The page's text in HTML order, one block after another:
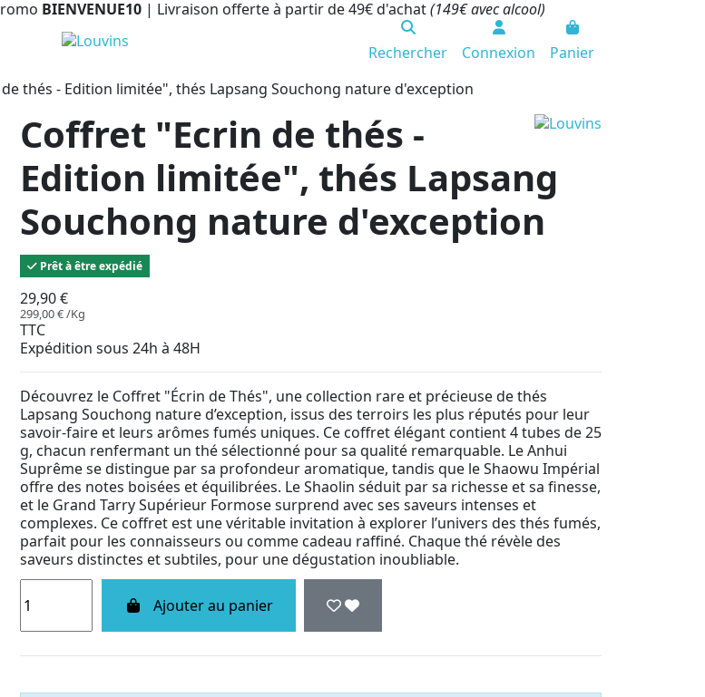
BIENVENUE10 | Livraison offerte à partir de 49€ d'achat(149€ avec alcool)
Rechercher Connexion
Panier
thés - Edition limitée", thés Lapsang Souchong nature d'exception
Coffret "Ecrin de thés -
Edition limitée", thés Lapsang
Souchong nature d'exception
Prêt à être expédié
29,90 €
299,00 € /Kg
TTC
Expédition sous 24h à 48H
Découvrez le Coffret "Écrin de Thés", une collection rare et précieuse de thés
Lapsang Souchong nature d’exception, issus des terroirs les plus réputés pour leur
savoir-faire et leurs arômes fumés uniques. Ce coffret élégant contient 4 tubes de 25
g, chacun renfermant un thé sélectionné pour sa qualité remarquable. Le Anhui
Suprême se distingue par sa profondeur aromatique, tandis que le Shaowu Impérial
offre des notes boisées et équilibrées. Le Shaolin séduit par sa richesse et sa finesse,
et le Grand Tarry Supérieur Formose surprend avec ses saveurs intenses et
complexes. Ce coffret est une véritable invitation à explorer l’univers des thés fumés,
parfait pour les connaisseurs ou comme cadeau raffiné. Chaque thé révèle des
saveurs distinctes et subtiles, pour une dégustation inoubliable.
Ajouter au panier